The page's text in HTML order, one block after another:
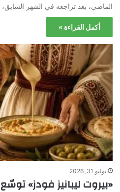
الماضي، بعد تراجعه في الشهر
أكمل القراءة »
يوليو 31, 2026
«بيروت ليبانيز فودز»